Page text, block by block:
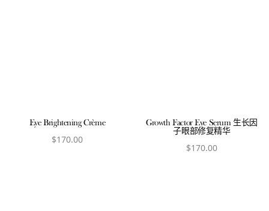
Eye Brightening Crème
$170.00
Growth Factor Eye Serum 生长因
子眼部修复精华
$170.00